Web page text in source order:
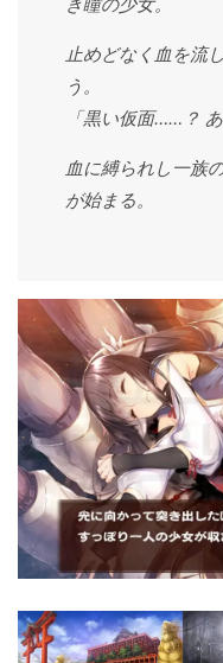
止めどなく血を流
う。
「黒い仮面……？
血に縛られし一族
が始まる。